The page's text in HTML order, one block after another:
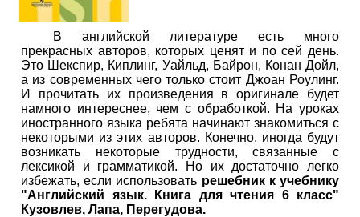
В английской литературе есть много
прекрасных авторов, которых ценят и по сей день.
Это Шекспир, Киплинг, Уайльд, Байрон, Конан Дойл,
а из современных чего только стоит Джоан Роулинг.
И прочитать их произведения в оригинале будет
намного интереснее, чем с обработкой. На уроках
иностранного языка ребята начинают знакомиться с
некоторыми из этих авторов. Конечно, иногда будут
возникать некоторые трудности, связанные с
лексикой и грамматикой. Но их достаточно легко
избежать, если использовать решебник к учебнику
"Английский язык. Книга для чтения 6 класс"
Кузовлев, Лапа, Перегудова.